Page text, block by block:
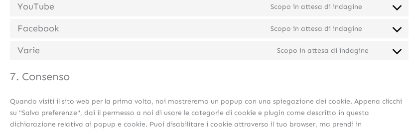
YouTube Scopo in attesa di indagine
Facebook Scopo in attesa di indagine
Varie Scopo in attesa di indagine
7. Consenso
Quando visiti il sito web per la prima volta, noi mostreremo un popup con una spiegazione dei cookie. Appena clicchi
su "Salva preferenze", dai il permesso a noi di usare le categorie di cookie e plugin come descritto in questa
dichiarazione relativa ai popup e cookie. Puoi disabilitare i cookie attraverso il tuo browser, ma prendi in